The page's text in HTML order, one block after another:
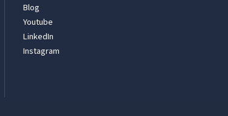
Blog
Youtube
LinkedIn
Instagram